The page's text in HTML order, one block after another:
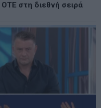
στη διεθνή σειρά